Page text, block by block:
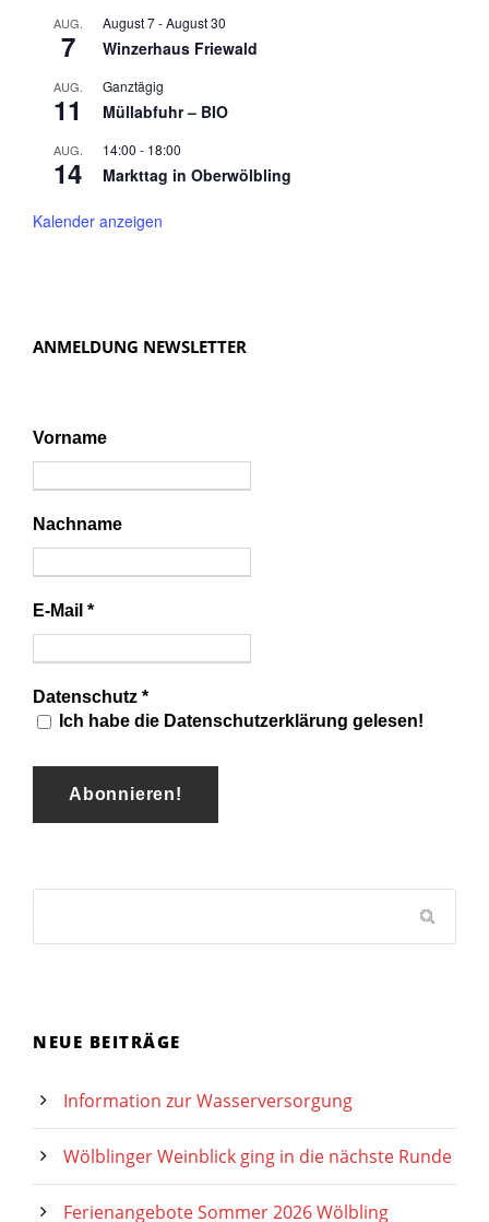
AUG.
7
August 7-August 30
Winzerhaus Friewald
AUG.
11
Ganztägig
Müllabfuhr – BIO
AUG.
14
14:00 - 18:00
Markttag in Oberwölbling
Kalender anzeigen
ANMELDUNG NEWSLETTER
Vorname
Nachname
E-Mail *
Datenschutz *
Ich habe die Datenschutzerklärung gelesen!
NEUE BEITRÄGE
Information zur Wasserversorgung
Wölblinger Weinblick ging in die nächste Runde
Ferienangebote Sommer 2026 Wölbling